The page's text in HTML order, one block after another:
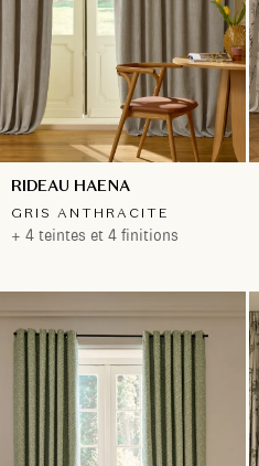
RIDEAU HAENA
GRIS ANTHRACITE
+ 4 teintes et 4 finitions